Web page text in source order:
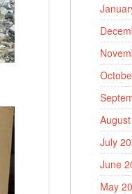
July
June
May